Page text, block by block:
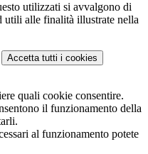
utilizzati si avvalgono di
utili alle finalità illustrate nella
Accetta tutti i cookies
quali cookie consentire.
il funzionamento della
al funzionamento potete